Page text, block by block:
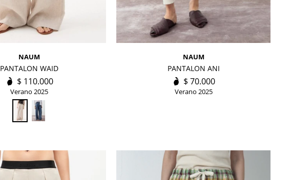
NAUM
PANTALON WAID
$ 110.000
Verano 2025
NAUM
PANTALON ANI
$ 70.000
Verano 2025